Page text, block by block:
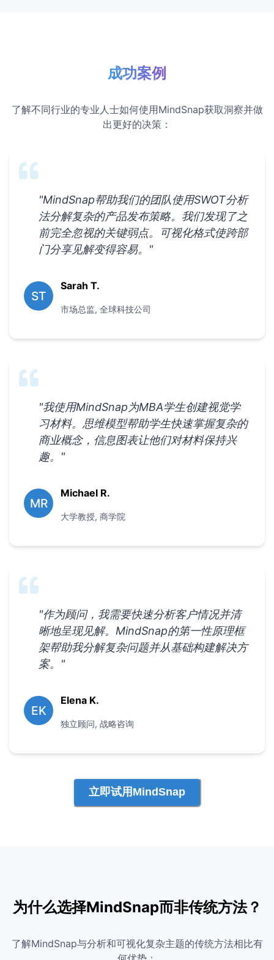
成功案例
了解不同行业的专业人士如何使用MindSnap获取洞察并做
出更好的决策：
"MindSnap帮助我们的团队使用SWOT分析
法分解复杂的产品发布策略。我们发现了之
前完全忽视的关键弱点。可视化格式使跨部
门分享见解变得容易。 "
ST
Sarah T.
市场总监, 全球科技公司
"我使用MindSnap为MBA学生创建视觉学
习材料。思维模型帮助学生快速掌握复杂的
商业概念，信息图表让他们对材料保持兴
趣。 "
MR
Michael R.
大学教授, 商学院
"作为顾问，我需要快速分析客户情况并清
晰地呈现见解。MindSnap的第一性原理框
架帮助我分解复杂问题并从基础构建解决方
案。 "
EK
Elena K.
独立顾问, 战略咨询
立即试用MindSnap
为什么选择MindSnap而非传统方法？
了解MindSnap与分析和可视化复杂主题的传统方法相比有